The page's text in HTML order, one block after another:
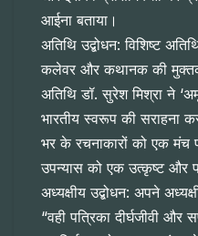
आईना बताया।
​अतिथि उद्बोधन: विशिष्ट
कलेवर और कथानक की
अतिथि डॉ. सुरेश मिश्रा ने
भारतीय स्वरूप की सराहना
भर के रचनाकारों को एक मंच
उपन्यास को एक उत्कृष्ट और
​अध्यक्षीय उद्बोधन: अपने
“वही पत्रिका दीर्घजीवी